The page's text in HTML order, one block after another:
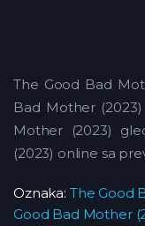
The Good Bad
Bad Mother
Mother (2023)
(2023) online sa
Oznaka: The Good
Good Bad Mother